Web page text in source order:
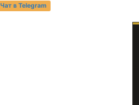
Чат в Telegram